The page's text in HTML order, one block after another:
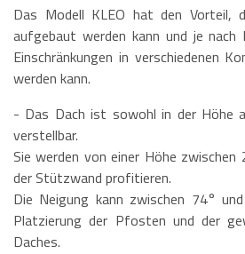
Das Modell KLEO hat den Vorteil,
aufgebaut werden kann und je nach
Einschränkungen in verschiedenen
werden kann.
- Das Dach ist sowohl in der Höhe
verstellbar.
Sie werden von einer Höhe
der Stützwand profitieren.
Die Neigung kann zwischen 74°
Platzierung der Pfosten und der
Daches.